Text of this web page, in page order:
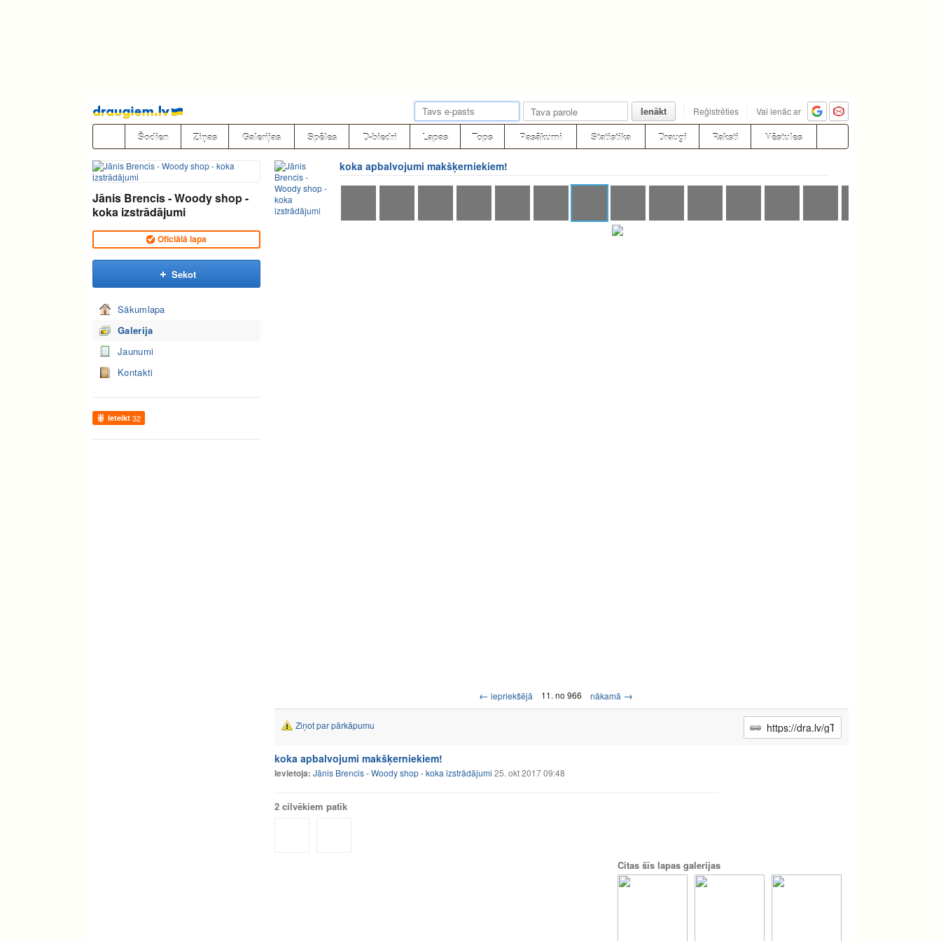
Pāriet
uz
saturu
Ienākt Reģistrēties Vai ienāc ar
Šodien Ziņas Galerijas Spēles D-biedri Lapas Tops Pasākumi Statistika Draugi Raksti Vēstules
Jānis Brencis - Woody shop -
koka izstrādājumi
Oficiālā lapa
Sekot
Sākumlapa
Galerija
Jaunumi
Kontakti
Ieteikt 32
koka apbalvojumi makšķerniekiem!
← iepriekšējā 11. no 966 nākamā →
Ziņot par pārkāpumu
koka apbalvojumi makšķerniekiem!
Ievietoja: Jānis Brencis - Woody shop - koka izstrādājumi 25. okt 2017 09:48
2 cilvēkiem patīk
Citas šīs lapas galerijas